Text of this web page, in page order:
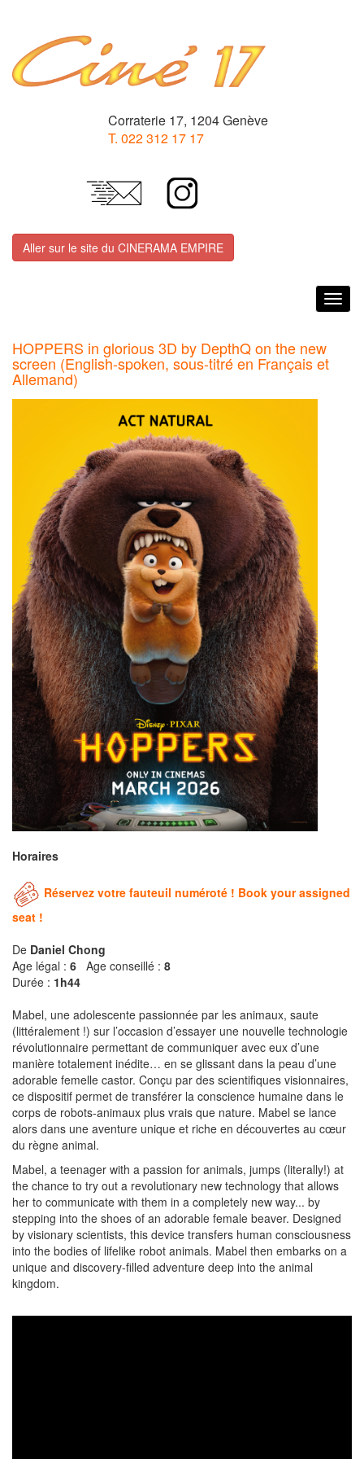
Corraterie 17, 1204 Genève
T. 022 312 17 17
Aller sur le site du CINERAMA EMPIRE
HOPPERS in glorious 3D by DepthQ on the new
screen (English-spoken, sous-titré en Français et
Allemand)
Horaires
Réservez votre fauteuil numéroté ! Book your assigned
seat !
De Daniel Chong
Age légal : 6 Age conseillé : 8
Durée : 1h44
Mabel, une adolescente passionnée par les animaux, saute
(littéralement !) sur l’occasion d’essayer une nouvelle technologie
révolutionnaire permettant de communiquer avec eux d’une
manière totalement inédite… en se glissant dans la peau d’une
adorable femelle castor. Conçu par des scientifiques visionnaires,
ce dispositif permet de transférer la conscience humaine dans le
corps de robots-animaux plus vrais que nature. Mabel se lance
alors dans une aventure unique et riche en découvertes au cœur
du règne animal.
Mabel, a teenager with a passion for animals, jumps (literally!) at
the chance to try out a revolutionary new technology that allows
her to communicate with them in a completely new way... by
stepping into the shoes of an adorable female beaver. Designed
by visionary scientists, this device transfers human consciousness
into the bodies of lifelike robot animals. Mabel then embarks on a
unique and discovery-filled adventure deep into the animal
kingdom.